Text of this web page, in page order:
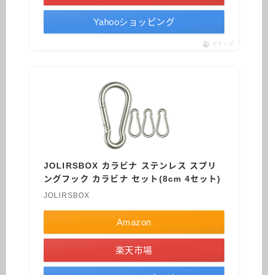
Yahooショッピング
ポチップ
JOLIRSBOX カラビナ ステンレス スプリ
ングフック カラビナ セット(8cm 4セット)
JOLIRSBOX
Amazon
楽天市場